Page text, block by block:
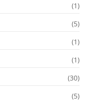
(1)
(5)
(1)
(1)
(30)
(5)